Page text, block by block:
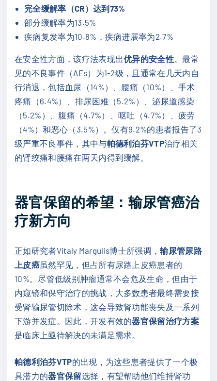
完全缓解率（CR）达到73%
部分缓解率为13.5%
疾病复发率为10.8%，疾病进展率为2.7%
在安全性方面，该疗法表现出优异的安全性。最常
见的不良事件（AEs）为1-2级，且通常在几天内自
行消退，包括血尿（14%）、腰痛（10%）、手术
疼痛（6.4%）、排尿困难（5.2%）、泌尿道感染
（5.2%）、腹痛（4.7%）、呕吐（4.7%）、疲劳
（4%）和恶心（3.5%）。仅有9.2%的患者报告了3
级严重不良事件，其中与帕德利泊芬VTP治疗相关
的肾绞痛和腰痛在两天内得到缓解。
器官保留的希望：输尿管癌治
疗新方向
正如研究者Vitaly Margulis博士所强调，输尿管尿路
上皮癌虽然罕见，但占所有尿路上皮癌患者的
10%。尽管低级别肿瘤通常不会危及生命，但由于
内窥镜和保守治疗的挑战，大多数患者最终需要接
受肾输尿管切除术，这会导致肾功能丧失及一系列
下游并发症。因此，开发有效的器官保留治疗方案
是临床上亟待解决的未满足需求。
帕德利泊芬VTP的出现，为这些患者提供了一个极
具潜力的器官保留选择，有望帮助他们维持肾功